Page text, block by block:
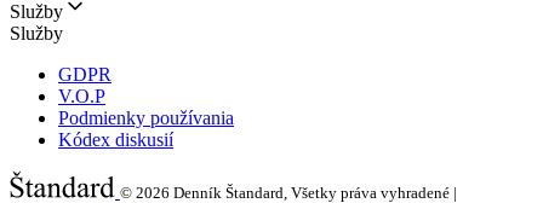
Služby
Služby
GDPR
V.O.P
Podmienky používania
Kódex diskusií
© 2026 Denník Štandard, Všetky práva vyhradené |